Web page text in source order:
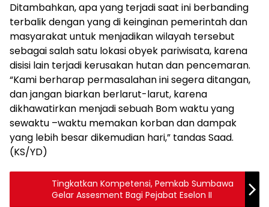
Ditambahkan, apa yang terjadi saat ini berbanding
terbalik dengan yang di keinginan pemerintah dan
masyarakat untuk menjadikan wilayah tersebut
sebagai salah satu lokasi obyek pariwisata, karena
disisi lain terjadi kerusakan hutan dan pencemaran.
“Kami berharap permasalahan ini segera ditangan,
dan jangan biarkan berlarut-larut, karena
dikhawatirkan menjadi sebuah Bom waktu yang
sewaktu –waktu memakan korban dan dampak
yang lebih besar dikemudian hari,” tandas Saad.
(KS/YD)
Tingkatkan Kompetensi, Pemkab Sumbawa
Gelar Assesment Bagi Pejabat Eselon II